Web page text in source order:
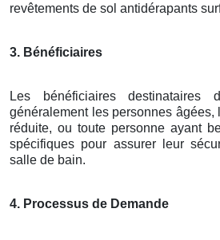
revêtements de sol antidérapants
3. Bénéficiaires
Les bénéficiaires
généralement les personnes
réduite, ou toute personne ayant
spécifiques pour assurer leur
salle de bain.
4. Processus de Demande